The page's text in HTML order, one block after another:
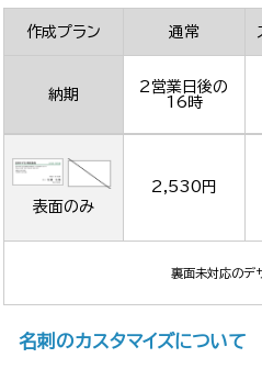
作成プラン 通常
納期
2営業日後の
16時
表面のみ
2,530円
裏面未対応のデ
名刺のカスタマイズについて